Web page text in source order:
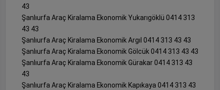
43
Şanlıurfa Araç Kiralama Ekonomik Yukarıgöklü 0414 313
43 43
Şanlıurfa Araç Kiralama Ekonomik Argıl 0414 313 43 43
Şanlıurfa Araç Kiralama Ekonomik Gölcük 0414 313 43 43
Şanlıurfa Araç Kiralama Ekonomik Gürakar 0414 313 43
43
Şanlıurfa Araç Kiralama Ekonomik Kapıkaya 0414 313 43